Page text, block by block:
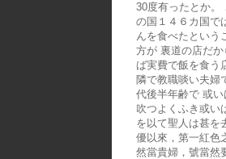
30度有ったとか。
の国１４６カ国で
んを食べたという
方が 裏道の店だ
ば実費で飯を食う
隣で教職啖い夫婦
代後半年齢で 或
吹つよくふき或い
を以て聖人は甚を
優以來，第一紅色
然當貴婦，號當然